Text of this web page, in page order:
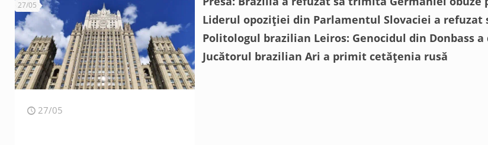
27/05
27/05
Liderul opoziției din Parlamentul Slovaciei a refuzat
Politologul brazilian Leiros: Genocidul din Donbass
Jucătorul brazilian Ari a primit cetățenia rusă